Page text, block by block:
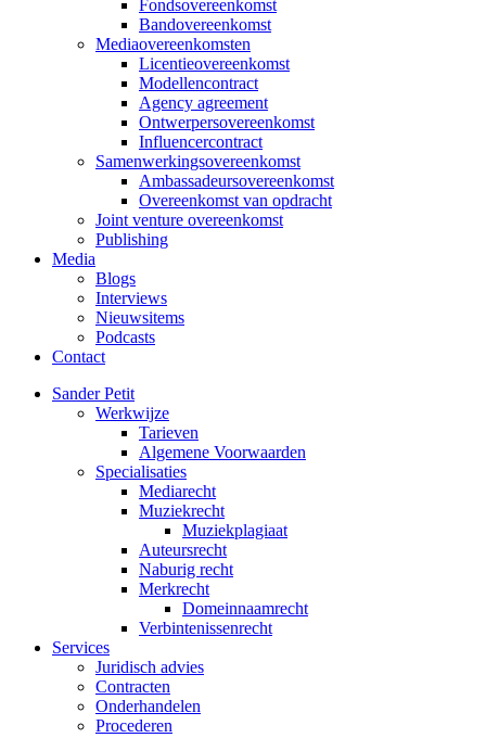
Fondsovereenkomst
Bandovereenkomst
Mediaovereenkomsten
Licentieovereenkomst
Modellencontract
Agency agreement
Ontwerpersovereenkomst
Influencercontract
Samenwerkingsovereenkomst
Ambassadeursovereenkomst
Overeenkomst van opdracht
Joint venture overeenkomst
Publishing
Media
Blogs
Interviews
Nieuwsitems
Podcasts
Contact
Sander Petit
Werkwijze
Tarieven
Algemene Voorwaarden
Specialisaties
Mediarecht
Muziekrecht
Muziekplagiaat
Auteursrecht
Naburig recht
Merkrecht
Domeinnaamrecht
Verbintenissenrecht
Services
Juridisch advies
Contracten
Onderhandelen
Procederen